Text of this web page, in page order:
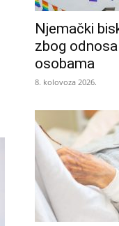
Njemački
zbog
osobama
8. kolovoza 2026.